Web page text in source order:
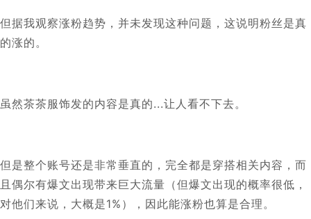
但据我观察涨粉趋势，并未发现这种问题，这说明粉丝是真
的涨的。
虽然茶茶服饰发的内容是真的...让人看不下去。
但是整个账号还是非常垂直的，完全都是穿搭相关内容，而
且偶尔有爆文出现带来巨大流量（但爆文出现的概率很低，
对他们来说，大概是1%），因此能涨粉也算是合理。